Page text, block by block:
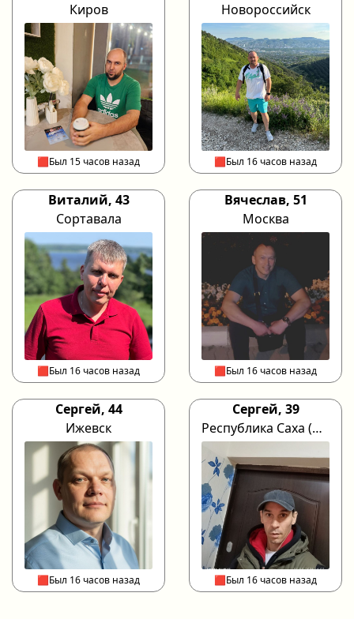
Киров
🟥Был 15 часов назад
Новороссийск
🟥Был 16 часов назад
Виталий, 43
Сортавала
🟥Был 16 часов назад
Вячеслав, 51
Москва
🟥Был 16 часов назад
Сергей, 44
Ижевск
🟥Был 16 часов назад
Сергей, 39
Республика Саха (Якутия) Олёкминск
🟥Был 16 часов назад